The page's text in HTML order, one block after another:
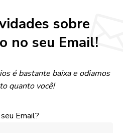
sobre
no seu Email!
é bastante baixa e odiamos
quanto você!
Email?